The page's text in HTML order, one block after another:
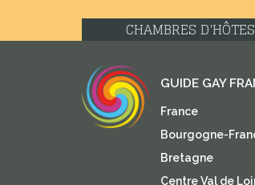
CHAMBRES D'HÔTES
GUIDE GAY
France
Bourgogne-
Bretagne
Centre Val de